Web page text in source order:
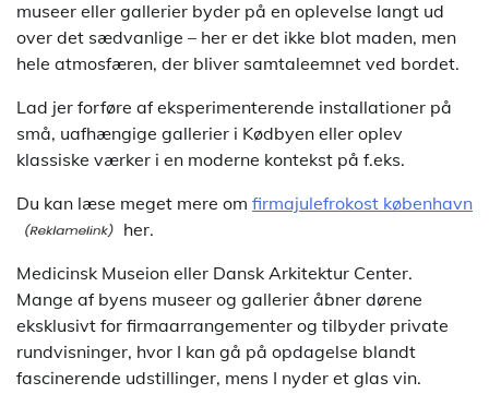
museer eller gallerier byder på en oplevelse langt ud
over det sædvanlige – her er det ikke blot maden, men
hele atmosfæren, der bliver samtaleemnet ved bordet.
Lad jer forføre af eksperimenterende installationer på
små, uafhængige gallerier i Kødbyen eller oplev
klassiske værker i en moderne kontekst på f.eks.
Du kan læse meget mere om firmajulefrokost københavn
her.
Medicinsk Museion eller Dansk Arkitektur Center.
Mange af byens museer og gallerier åbner dørene
eksklusivt for firmaarrangementer og tilbyder private
rundvisninger, hvor I kan gå på opdagelse blandt
fascinerende udstillinger, mens I nyder et glas vin.